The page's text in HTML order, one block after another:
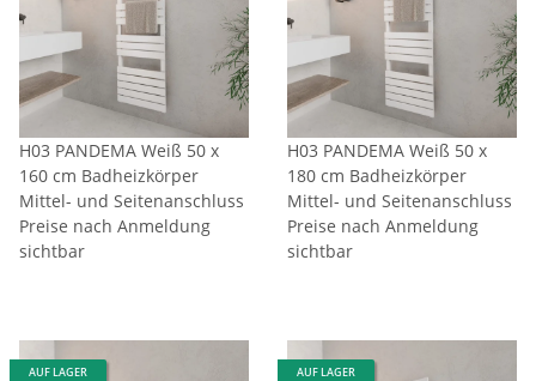
H03 PANDEMA Weiß 50 x
160 cm Badheizkörper
Mittel- und Seitenanschluss
Preise nach Anmeldung
sichtbar
H03 PANDEMA Weiß 50 x
180 cm Badheizkörper
Mittel- und Seitenanschluss
Preise nach Anmeldung
sichtbar
AUF LAGER AUF LAGER